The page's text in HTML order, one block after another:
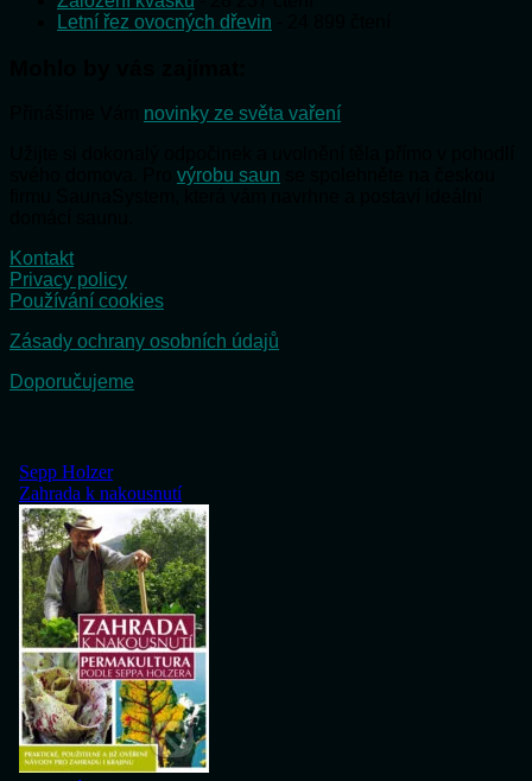
Letní řez ovocných dřevin
novinky ze světa vaření
výrobu saun
Kontakt
Privacy policy
Používání cookies
Zásady ochrany osobních údajů
Doporučujeme